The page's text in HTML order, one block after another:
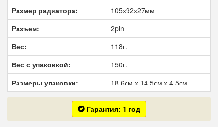
Размер радиатора:
105х92х27мм
Разъем:
2pin
Вес:
118г.
Вес с упаковкой:
150г.
Размеры упаковки:
18.6см х 14.5см х 4.5см
Гарантия: 1 год